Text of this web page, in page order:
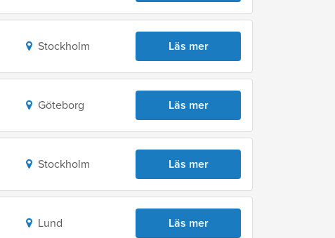
Stockholm Läs mer
Göteborg Läs mer
Stockholm Läs mer
Lund Läs mer